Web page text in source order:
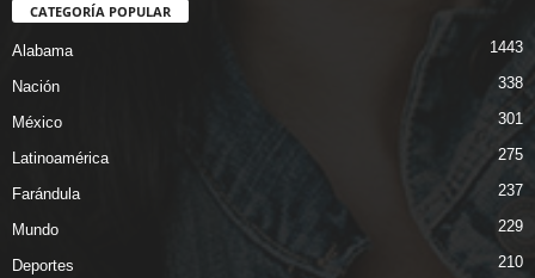
CATEGORÍA POPULAR
Alabama 1443
Nación 338
México 301
Latinoamérica 275
Farándula 237
Mundo 229
Deportes 210